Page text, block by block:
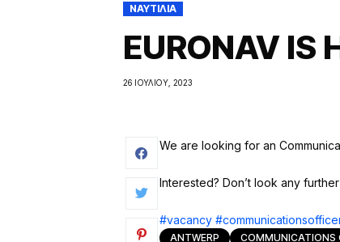
ΝΑΥΤΙΛΙΑ
EURONAV IS
26 ΙΟΥΛΊΟΥ, 2023
We are looking for an
Interested? Don’t look any
#vacancy
ANTWERP COMMUNICATIONS